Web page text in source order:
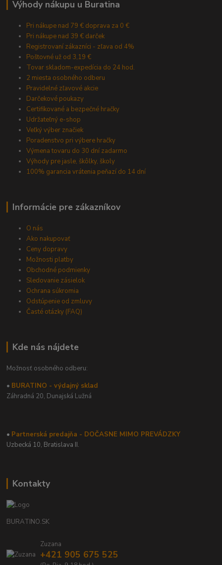
Výhody nákupu u Buratina
Pri nákupe nad 79 € doprava za 0 €
Pri nákupe nad 39 € darček
Registrovaní zákazníci - zľava od 4%
Poštovné už od 3,19 €
Tovar skladom-expedícia do 24 hod.
2 miesta osobného odberu
Pravidelné zľavové akcie
Darčekové poukazy
Certifikované a bezpečné hračky
Udržateľný e-shop
Veľký výber značiek
Poradenstvo pri výbere hračky
Výmena tovaru do 30 dní zadarmo
Výhody pre jasle, škôlky, školy
100% garancia vrátenia peňazí do 14 dní
Informácie pre zákazníkov
O nás
Ako nakupovať
Ceny dopravy
Možnosti platby
Obchodné podmienky
Sledovanie zásielok
Ochrana súkromia
Odstúpenie od zmluvy
Časté otázky (FAQ)
Kde nás nájdete
Možnosť osobného odberu:
• BURATINO - výdajný sklad
Záhradná 20, Dunajská Lužná
• Partnerská predajňa - DOČASNE MIMO PREVÁDZKY
Uzbecká 10, Bratislava II.
Kontakty
BURATINO.SK
Zuzana
+421 905 675 525